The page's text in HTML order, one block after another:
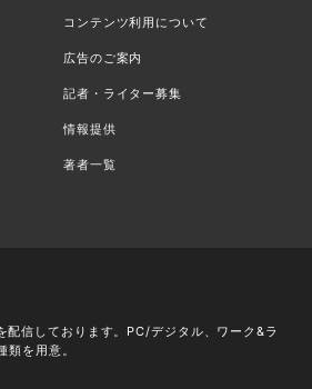
コンテンツ利用について
広告のご案内
記者・ライター募集
情報提供
著者一覧
配信しております。PC/デジタル、ワーク&ラ
を用意。